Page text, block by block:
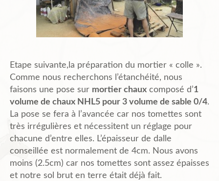
Etape suivante,la préparation du mortier « colle ».
Comme nous recherchons l’étanchéité, nous
faisons une pose sur mortier chaux composé d’1
volume de chaux NHL5 pour 3 volume de sable 0/4.
La pose se fera à l’avancée car nos tomettes sont
très irrégulières et nécessitent un réglage pour
chacune d’entre elles. L’épaisseur de dalle
conseillée est normalement de 4cm. Nous avons
moins (2.5cm) car nos tomettes sont assez épaisses
et notre sol brut en terre était déjà fait.